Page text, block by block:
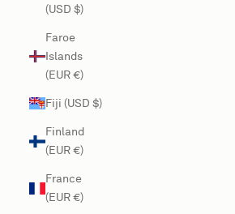
(USD $)
Faroe
Islands
(EUR €)
Fiji (USD $)
Finland
(EUR €)
France
(EUR €)